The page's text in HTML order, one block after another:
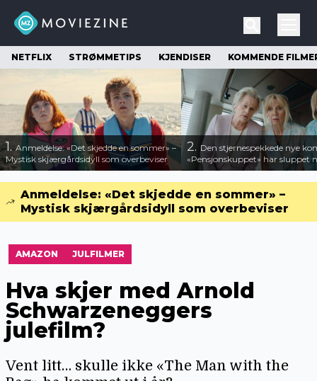
NETFLIX STRØMMETIPS KJENDISER KOMMENDE
1.Anmeldelse: «Det skjedde en sommer» –
Mystisk skjærgårdsidyll som overbeviser
2. Den stjernespekkede nye
«Pensjonskuppet» har sluppet
Anmeldelse: «Det skjedde en sommer» –
Mystisk skjærgårdsidyll som overbeviser
AMAZON JULFILMER
Hva skjer med Arnold
Schwarzeneggers
julefilm?
Vent litt… skulle ikke «The Man with the